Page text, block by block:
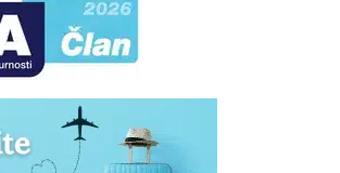
izleta koji nisu sastavni deo
putovanja i predstavljaju zaseban ugovor sa
izleta – agencijom ino partnera.
za Hotel LARA GARDEN BOUTIQUE
pogledajte ponudu ostalih smeštaja u
ili kompletnu ponudu letovališta